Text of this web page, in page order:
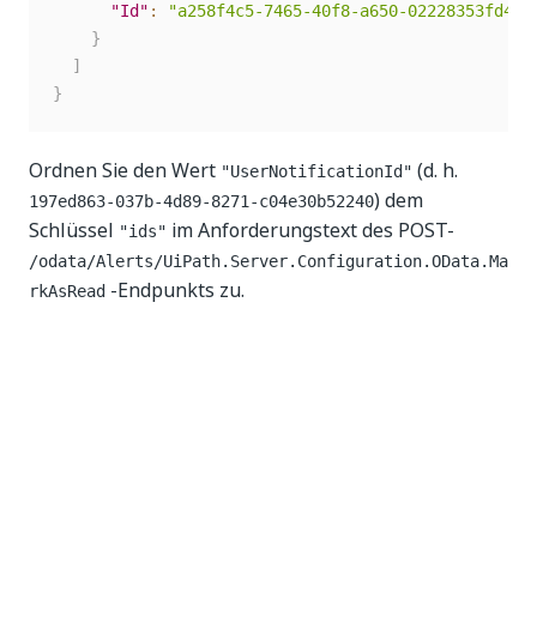
"Id" :
"a258f4c5-7465-40f8-a650-02228353fd4e"
}
]
}
Ordnen Sie den Wert "UserNotificationId" (d. h.
197ed863-037b-4d89-8271-c04e30b52240) dem
Schlüssel "ids" im Anforderungstext des POST-
/odata/Alerts/UiPath.Server.Configuration.OData.Ma
rkAsRead -Endpunkts zu.